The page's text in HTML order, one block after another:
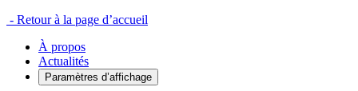
- Retour à la page d’accueil
À propos
Actualités
Paramètres d’affichage